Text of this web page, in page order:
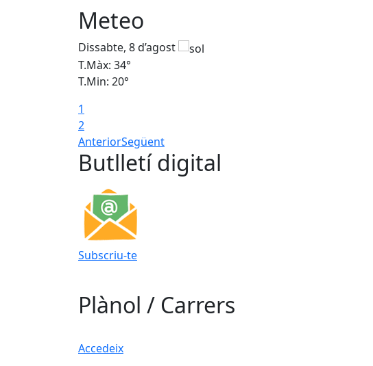
Meteo
Dissabte, 8 d’agost
T.Màx: 34°
T.Min: 20°
1
2
AnteriorSegüent
Butlletí digital
Subscriu-te
Plànol / Carrers
Accedeix